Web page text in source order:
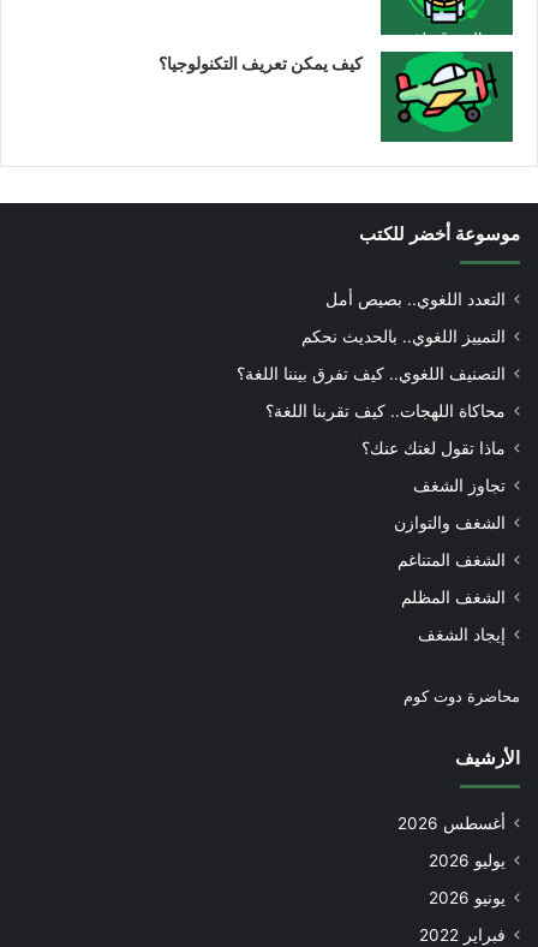
كيف يمكن تعريف التكنولوجيا؟
موسوعة أخضر للكتب
التعدد اللغوي.. بصيص أمل
التمييز اللغوي.. بالحديث نحكم
التصنيف اللغوي.. كيف تفرق بيننا اللغة؟
محاكاة اللهجات.. كيف تقربنا اللغة؟
ماذا تقول لغتك عنك؟
تجاوز الشغف
الشغف والتوازن
الشغف المتناغم
الشغف المظلم
إيجاد الشغف
محاضرة دوت كوم
الأرشيف
أغسطس 2026
يوليو 2026
يونيو 2026
فبراير 2022